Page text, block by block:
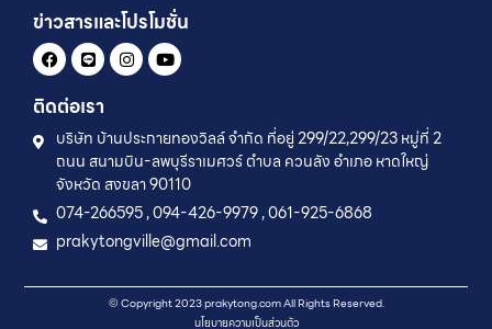
ข่าวสารและโปรโมชั่น
ติดต่อเรา
บริษัท บ้านประกายทองวิลล์ จำกัด ที่อยู่ 299/22,299/23 หมู่ที่ 2
ถนน สนามบิน-ลพบุรีราเมศวร์ ตำบล ควนลัง อำเภอ หาดใหญ่
จังหวัด สงขลา 90110
074-266595 , 094-426-9979 , 061-925-6868
prakytongville@gmail.com
© Copyright 2023 prakytong.com All Rights Reserved.
นโยบายความเป็นส่วนตัว